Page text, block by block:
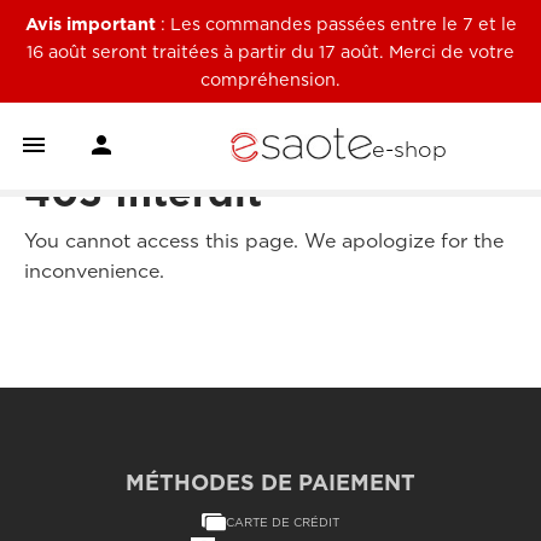
Avis important: Les commandes passées entre le 7 et le
16 août seront traitées à partir du 17 août. Merci de votre
compréhension.
  e-shop
403 Interdit
You cannot access this page. We apologize for the
inconvenience.
MÉTHODES DE PAIEMENT
CARTE DE CRÉDIT